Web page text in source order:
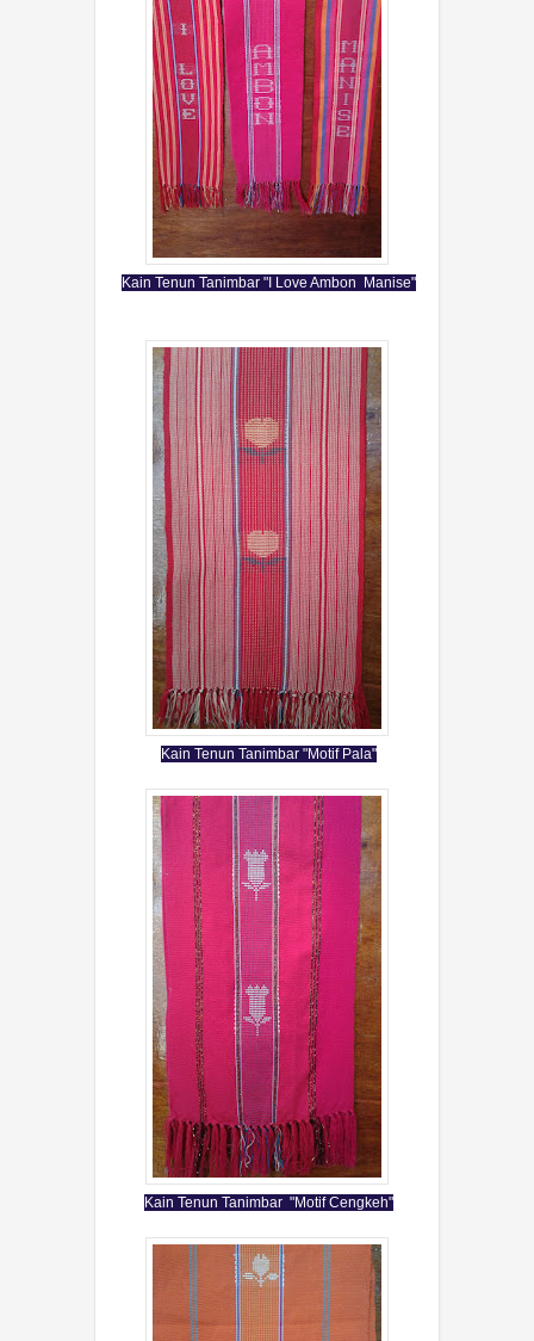
Kain Tenun Tanimbar "I Love Ambon Manise"
Kain Tenun Tanimbar "Motif Pala"
Kain Tenun Tanimbar "Motif Cengkeh"